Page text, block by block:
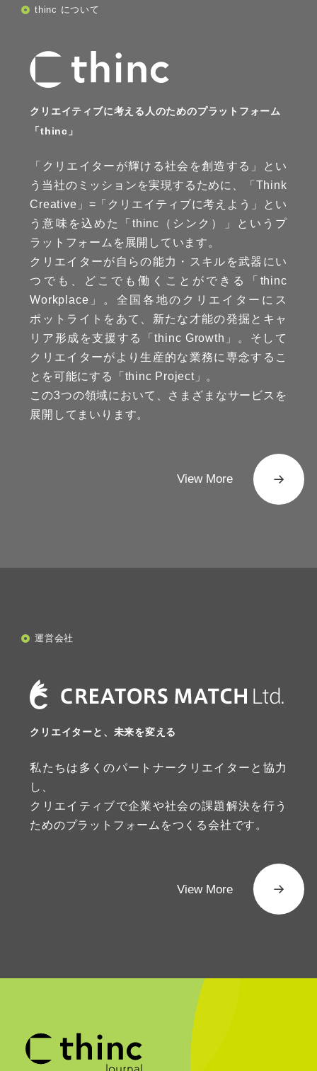
thinc について
クリエイティブに考える人のためのプラットフォーム
「thinc」
「クリエイターが輝ける社会を創造する」とい
う当社のミッションを実現するために、「Think
Creative」=「クリエイティブに考えよう」とい
う意味を込めた「thinc（シンク）」というプ
ラットフォームを展開しています。
クリエイターが自らの能力・スキルを武器にい
つでも、どこでも働くことができる「thinc
Workplace」。全国各地のクリエイターにス
ポットライトをあて、新たな才能の発掘とキャ
リア形成を支援する「thinc Growth」。そして
クリエイターがより生産的な業務に専念するこ
とを可能にする「thinc Project」。
この3つの領域において、さまざまなサービスを
展開してまいります。
View More
運営会社
クリエイターと、未来を変える
私たちは多くのパートナークリエイターと協力
し、
クリエイティブで企業や社会の課題解決を行う
ためのプラットフォームをつくる会社です。
View More